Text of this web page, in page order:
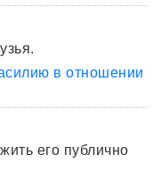
в отношении
его публично